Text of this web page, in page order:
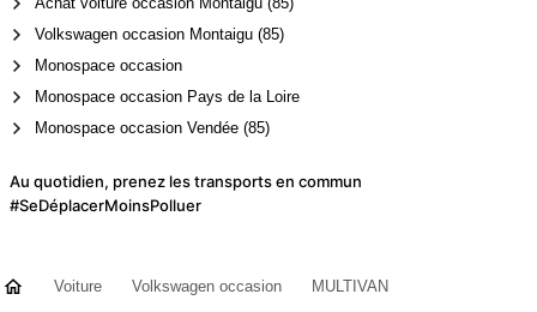
Volkswagen occasion Montaigu (85)
Monospace occasion
Monospace occasion Pays de la Loire
Monospace occasion Vendée (85)
Au quotidien, prenez les transports en commun
#SeDéplacerMoinsPolluer
Voiture Volkswagen occasion
MULTIVAN